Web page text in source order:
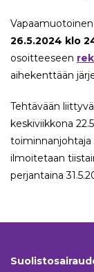
26.5.2024 klo
osoitteeseen
aihekenttään
Tehtävään
keskiviikkona
toiminnanjohtaja
ilmoitetaan
perjantaina